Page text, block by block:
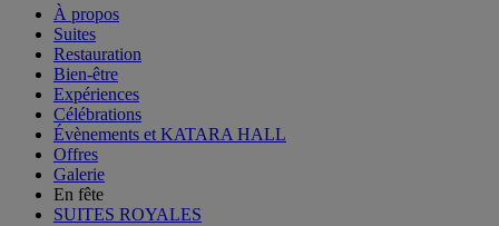
À propos
Suites
Restauration
Bien-être
Expériences
Célébrations
Évènements et KATARA HALL
Offres
Galerie
En fête
SUITES ROYALES